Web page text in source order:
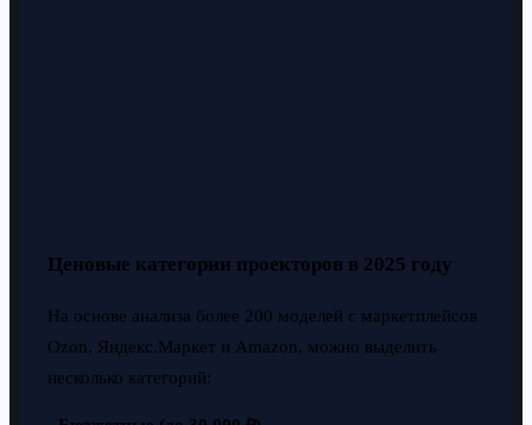
Ценовые категории проекторов в 2025 году
На основе анализа более 200 моделей с маркетплейсов
Ozon, Яндекс.Маркет и Amazon, можно выделить
несколько категорий: